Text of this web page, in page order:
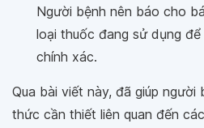
Người bệnh nên báo cho
loại thuốc đang sử dụng
chính xác.
Qua bài viết này, đã giúp người
thức cần thiết liên quan đến